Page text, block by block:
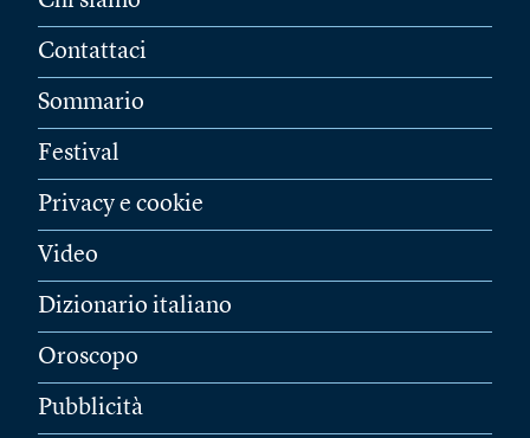
Contattaci
Sommario
Festival
Privacy e cookie
Video
Dizionario italiano
Oroscopo
Pubblicità